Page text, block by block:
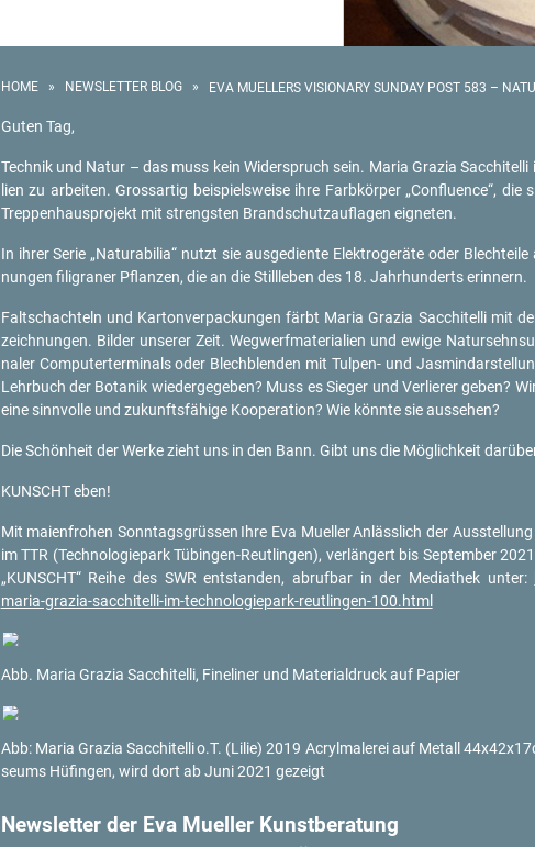
HOME» NEWSLETTER BLOG»
Guten Tag,
Tech­nik und Natur – das muss kein Wi­der­spruch sein. Maria Gra­zia
li­en zu ar­bei­ten. Gross­ar­tig bei­spiels­wei­se ihre Farb­kör­per „Con­flu­ence“,
Trep­pen­haus­pro­jekt mit strengs­ten Brand­schutz­auf­la­gen eig­ne­ten.
In ihrer Serie „Na­tura­bi­lia“ nutzt sie aus­ge­dien­te Elek­tro­ge­rä­te oder
nun­gen fi­li­gra­ner Pflan­zen, die an die Still­le­ben des 18. Jahr­hun­derts er­in­nern.
Falt­schach­teln und Kar­ton­ver­pa­ckun­gen färbt Maria Gra­zia Sac­chi­tel­li mit
zeich­nun­gen. Bil­der un­se­rer Zeit. Weg­werf­ma­te­ria­li­en und ewige
na­ler Com­pu­ter­ter­mi­nals oder Blech­blen­den mit Tul­pen- und
Lehr­buch der Bo­ta­nik wie­der­ge­ge­ben? Muss es Sie­ger und Ver­lie­rer geben?
eine sinn­vol­le und zu­kunfts­fä­hi­ge Ko­ope­ra­ti­on? Wie könn­te sie aus­se­hen?
Die Schön­heit der Werke zieht uns in den Bann. Gibt uns die Mög­lich­keit
KUNSCHT eben!
Mit mai­en­fro­hen Sonn­tags­grüs­sen Ihre Eva Mu­el­lerAn­läss­lich der
im TTR (Tech­no­lo­gie­park Tü­bin­gen-Reut­lin­gen), ver­län­gert bis Sep­tem­ber
„KUNSCHT“ Reihe des SWR ent­stan­den, ab­ruf­bar in der Me­dia­thek unter:
maria-​grazia-​sacchitelli-​im-​tec​hnol​ogie​park-​reutlingen-​100.​html
Abb. Maria Gra­zia Sac­chi­tel­li, Fi­ne­liner und Ma­te­ri­al­druck auf Pa­pier
Abb: Maria Gra­zia Sac­chi­tel­lio.T. (Lilie) 2019 Acryl­ma­le­rei auf Me­tall
se­ums Hüf­in­gen, wird dort ab Juni 2021 ge­zeigt
News­let­ter der Eva Mu­el­ler Kunst­be­ra­tung